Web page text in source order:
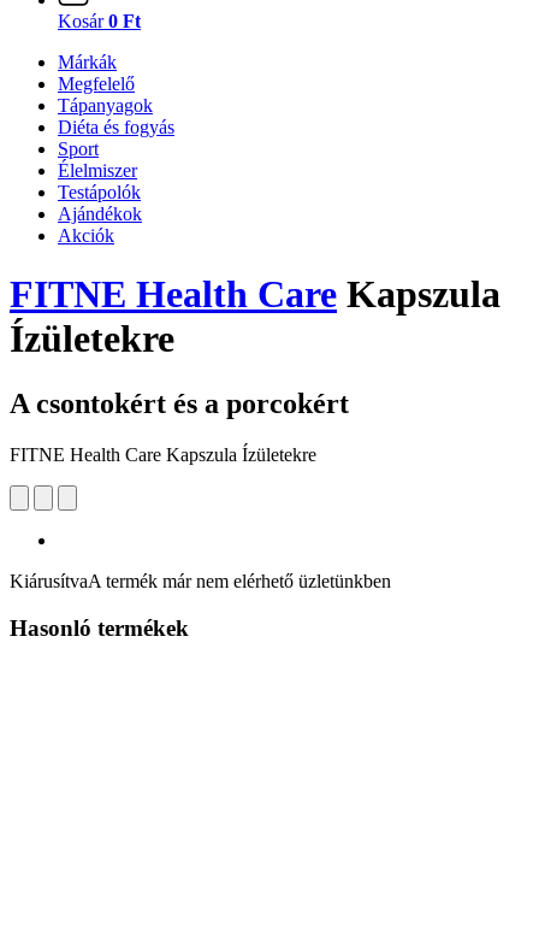
Kosár 0 Ft
Márkák
Megfelelő
Tápanyagok
Diéta és fogyás
Sport
Élelmiszer
Testápolók
Ajándékok
Akciók
FITNE Health Care Kapszula
Ízületekre
A csontokért és a porcokért
FITNE Health Care Kapszula Ízületekre
KiárusítvaA termék már nem elérhető üzletünkben
Hasonló termékek